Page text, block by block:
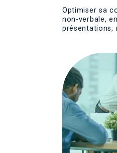
Optimiser sa
non-verbale,
présentations,